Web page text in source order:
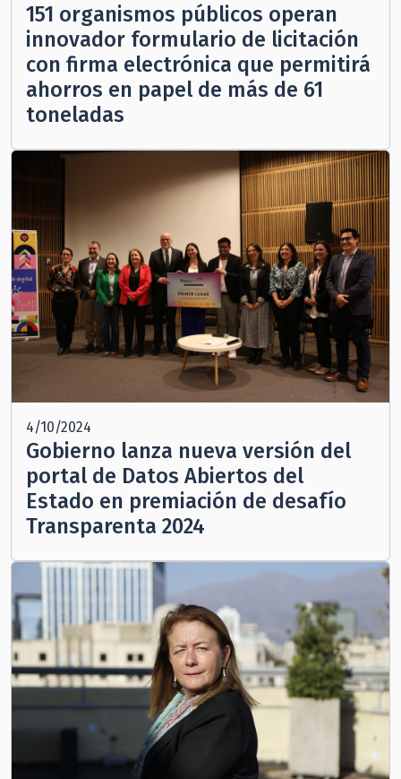
151 organismos públicos operan
innovador formulario de licitación
con firma electrónica que permitirá
ahorros en papel de más de 61
toneladas
4/10/2024
Gobierno lanza nueva versión del
portal de Datos Abiertos del
Estado en premiación de desafío
Transparenta 2024